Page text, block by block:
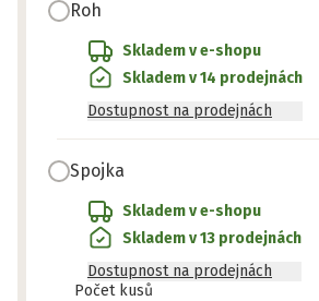
Roh
Skladem v e-shopu
Skladem v 14 prodejnách
Dostupnost na prodejnách
Spojka
Skladem v e-shopu
Skladem v 13 prodejnách
Dostupnost na prodejnách
Počet kusů
Připraveno